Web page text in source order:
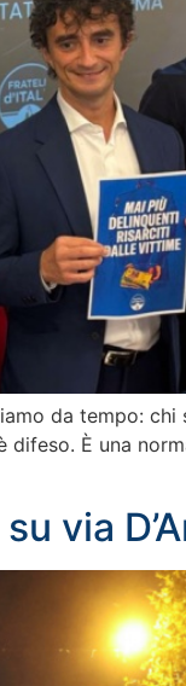
da tempo:
È una
via